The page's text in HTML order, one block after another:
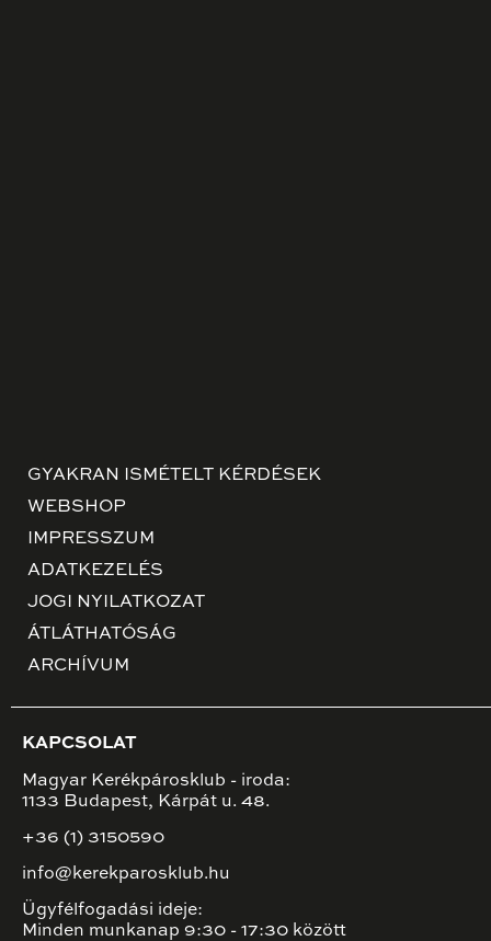
GYAKRAN ISMÉTELT KÉRDÉSEK
WEBSHOP
IMPRESSZUM
ADATKEZELÉS
JOGI NYILATKOZAT
ÁTLÁTHATÓSÁG
ARCHÍVUM
KAPCSOLAT
Magyar Kerékpárosklub - iroda:
1133 Budapest, Kárpát u. 48.
+36 (1) 3150590
info@kerekparosklub.hu
Ügyfélfogadási ideje:
Minden munkanap 9:30 - 17:30 között